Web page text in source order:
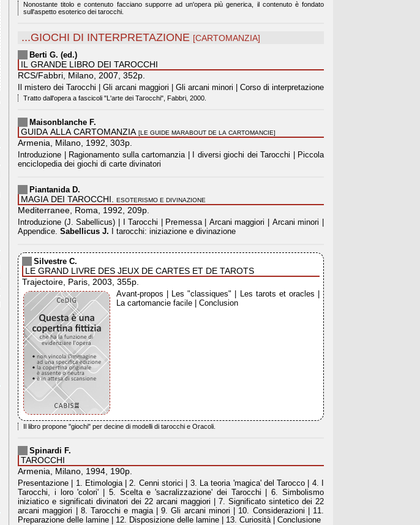
Nonostante titolo e contenuto facciano supporre ad un'opera più generica, il contenuto è fondato
sull'aspetto esoterico dei tarocchi.
...GIOCHI DI INTERPRETAZIONE [CARTOMANZIA]
Berti G. (ed.)
IL GRANDE LIBRO DEI TAROCCHI
RCS/Fabbri, Milano, 2007, 352p.
Il mistero dei Tarocchi | Gli arcani maggiori | Gli arcani minori | Corso di interpretazione
Tratto dall'opera a fascicoli "L'arte dei Tarocchi", Fabbri, 2000.
Maisonblanche F.
GUIDA ALLA CARTOMANZIA [LE GUIDE MARABOUT DE LA CARTOMANCIE]
Armenia, Milano, 1992, 303p.
Introduzione | Ragionamento sulla cartomanzia | I diversi giochi dei Tarocchi | Piccola
enciclopedia dei giochi di carte divinatori
Piantanida D.
MAGIA DEI TAROCCHI. ESOTERISMO E DIVINAZIONE
Mediterranee, Roma, 1992, 209p.
Introduzione (J. Sabellicus) | I Tarocchi | Premessa | Arcani maggiori | Arcani minori |
Appendice. Sabellicus J. I tarocchi: iniziazione e divinazione
Silvestre C.
LE GRAND LIVRE DES JEUX DE CARTES ET DE TAROTS
Trajectoire, Paris, 2003, 355p.
Avant-propos | Les "classiques" | Les tarots et oracles |
La cartomancie facile | Conclusion
Il libro propone "giochi" per decine di modelli di tarocchi e Oracoli.
Spinardi F.
TAROCCHI
Armenia, Milano, 1994, 190p.
Presentazione | 1. Etimologia | 2. Cenni storici | 3. La teoria 'magica' del Tarocco | 4. I
Tarocchi, i loro 'colori' | 5. Scelta e 'sacralizzazione' dei Tarocchi | 6. Simbolismo
iniziatico e significati divinatori dei 22 arcani maggiori | 7. Significato sintetico dei 22
arcani maggiori | 8. Tarocchi e magia | 9. Gli arcani minori | 10. Considerazioni | 11.
Preparazione delle lamine | 12. Disposizione delle lamine | 13. Curiosità | Conclusione